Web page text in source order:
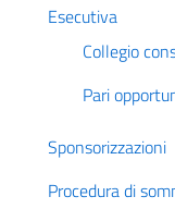
Esecutiva
Collegio
Pari
Sponsorizzazioni
Procedura di